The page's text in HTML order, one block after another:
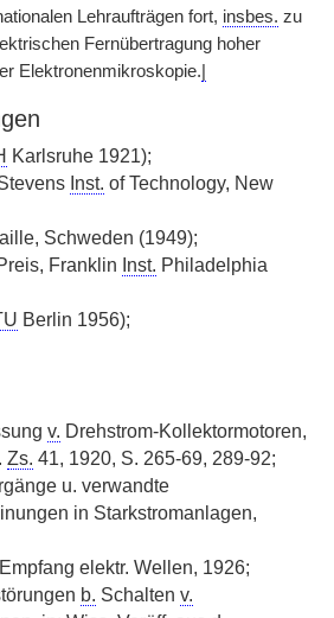
Lehraufträgen fort, insbes. zu
Fernübertragung hoher
Elektronenmikroskopie.
Karlsruhe 1921);
Inst. of Technology, New
Schweden (1949);
Franklin Inst. Philadelphia
Berlin 1956);
v. Drehstrom-Kollektormotoren,
Zs. 41, 1920, S. 265-69, 289-92;
u. verwandte
in Starkstromanlagen,
elektr. Wellen, 1926;
b. Schalten v.